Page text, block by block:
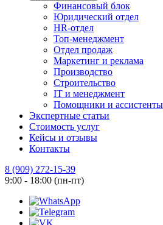
Финансовый блок
Юридический отдел
HR-отдел
Топ-менеджмент
Отдел продаж
Маркетинг и реклама
Производство
Строительство
IT и менеджмент
Помощники и ассистенты
Экспертные статьи
Стоимость услуг
Кейсы и отзывы
Контакты
8 (909) 272-15-39
9:00 - 18:00 (пн-пт)